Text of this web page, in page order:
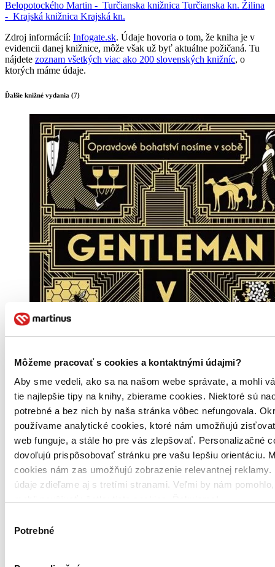
Môžeme pracovať s cookies a kontaktnými údajmi?
Aby sme vedeli, ako sa na našom webe správate, a mohli
tie najlepšie tipy na knihy, zbierame cookies. Niektoré sú
potrebné a bez nich by naša stránka vôbec nefungovala.
používame analytické cookies, ktoré nám umožňujú
web funguje, a stále ho pre vás zlepšovať. Personalizačné
dovoľujú prispôsobovať stránku pre vašu lepšiu orientáciu.
cookies nám zas umožňujú zobrazenie relevantnej reklamy.
údaje zdieľame aj s tretími stranami. Veľmi by nám
súhlasu
Potrebné
Belopotockého Martin - Turčianska knižnica Turčianska kn. Žilina
- Krajská knižnica Krajská kn.
Zdroj informácií: Infogate.sk. Údaje hovoria o tom, že kniha je v
evidencii danej knižnice, môže však už byť aktuálne požičaná. Tu
nájdete zoznam všetkých viac ako 200 slovenských knižníc, o
ktorých máme údaje.
Ďalšie knižné vydania (7)
Na sklade 2 ks